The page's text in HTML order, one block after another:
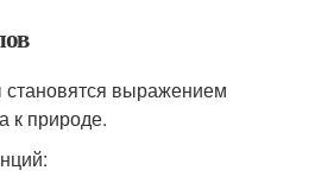
выражением
к природе.